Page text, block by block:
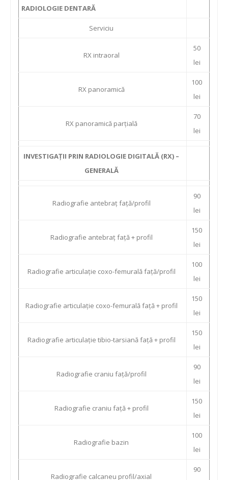
RADIOLOGIE DENTARĂ
Serviciu
RX intraoral
50
lei
RX panoramică
100
lei
RX panoramică parțială
70
lei
INVESTIGAȚII PRIN RADIOLOGIE DIGITALĂ (RX) –
GENERALĂ
Radiografie antebraț față/profil
90
lei
Radiografie antebraț față + profil
150
lei
Radiografie articulație coxo-femurală față/profil
100
lei
Radiografie articulație coxo-femurală față + profil
150
lei
Radiografie articulație tibio-tarsiană față + profil
150
lei
Radiografie craniu față/profil
90
lei
Radiografie craniu față + profil
150
lei
Radiografie bazin
100
lei
Radiografie calcaneu profil/axial
90